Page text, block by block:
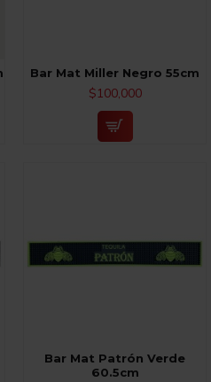
Bar Mat Miller Negro 55cm
$100,000
Bar Mat Patrón Verde
60.5cm